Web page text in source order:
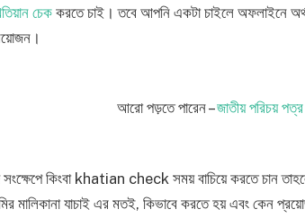
চেককরতে চাই। তবে আপনি একটা চাইলে অফলাইনে
আরো পড়তে পারেন –জাতীয় পরিচয়
কিংবা khatian check সময় বাচিয়ে করতে চান
মালিকানা যাচাই এর মতই, কিভাবে করতে হয় এবং কেন